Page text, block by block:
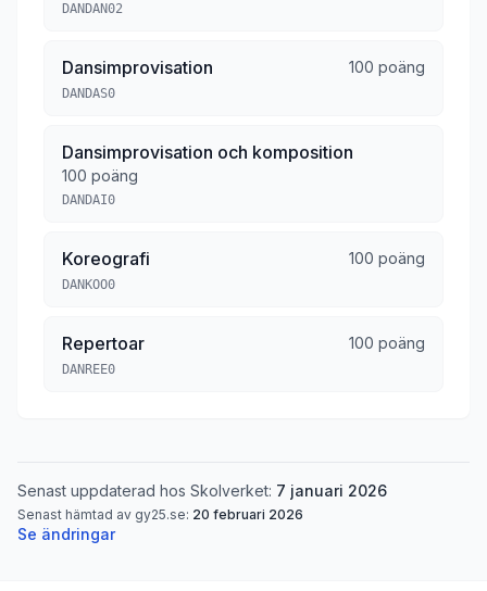
DANDAN02
Dansimprovisation 100 poäng
DANDAS0
Dansimprovisation och komposition
100 poäng
DANDAI0
Koreografi 100 poäng
DANKOO0
Repertoar 100 poäng
DANREE0
Senast uppdaterad hos Skolverket: 7 januari 2026
Senast hämtad av gy25.se: 20 februari 2026
Se ändringar